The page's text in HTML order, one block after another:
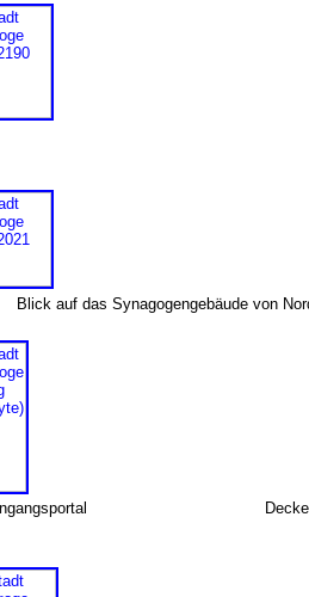
Blick auf das Synagogengebäude von